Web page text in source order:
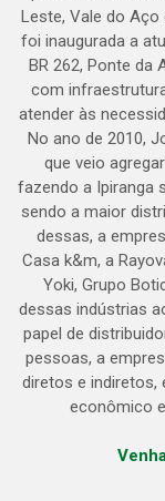
Leste, Vale do Aço
foi inaugurada a
BR 262, Ponte da
com
atender às
No ano de 2010,
que veio
fazendo a Ipiranga
sendo a maior
dessas, a
Casa k&m, a
Yoki, Grupo
dessas indústrias
papel de
pessoas, a
diretos e indiretos,
econômico